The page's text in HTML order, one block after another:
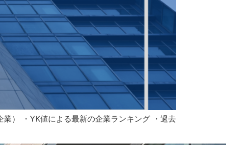
） ・YK値による最新の企業ランキング ・過去